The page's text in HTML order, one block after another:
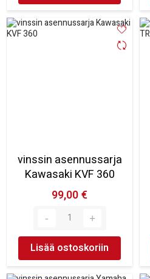
vinssin asennussarja
Kawasaki KVF 360
99,00 €
Lisää ostoskoriin